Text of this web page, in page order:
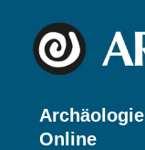
Archäologie
Online